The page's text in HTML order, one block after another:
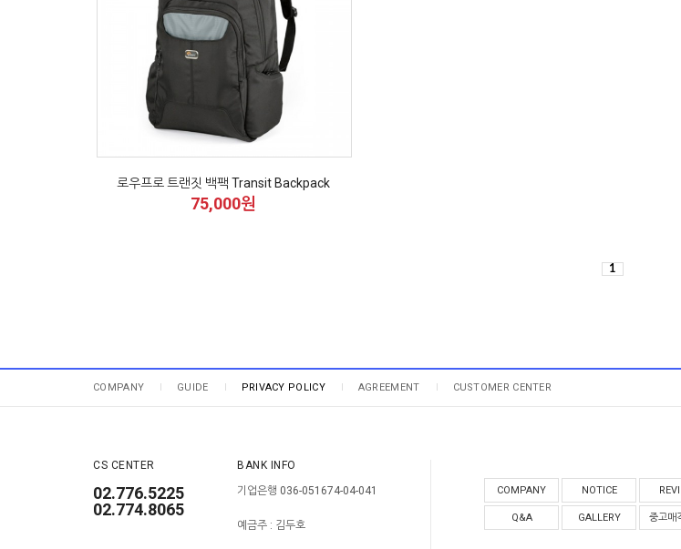
로우프로 트랜짓 백팩 Transit Backpack
75,000원
1
COMPANY GUIDE PRIVACY POLICY AGREEMENT CUSTOMER CENTER
CS CENTER
02.776.5225
02.774.8065
BANK INFO
기업은행 036-051674-04-041
예금주 : 김두호
COMPANY NOTICE
Q&A GALLERY 중고매